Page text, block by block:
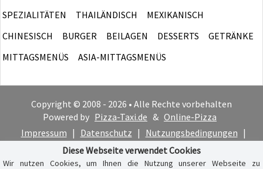
SPEZIALITÄTEN
THAILÄNDISCH
MEXIKANISCH
CHINESISCH
BURGER BEILAGEN DESSERTS
GETRÄNKE
MITTAGSMENÜS
ASIA-MITTAGSMENÜS
Copyright © 2008 - 2026 • Alle Rechte vorbehalten
Powered by Pizza-Taxi.de & Online-Pizza
Impressum | Datenschutz | Nutzungsbedingungen |
Cookie-Hinweis
Diese Webseite verwendet Cookies
Wir nutzen Cookies, um Ihnen die Nutzung unserer Webseite zu